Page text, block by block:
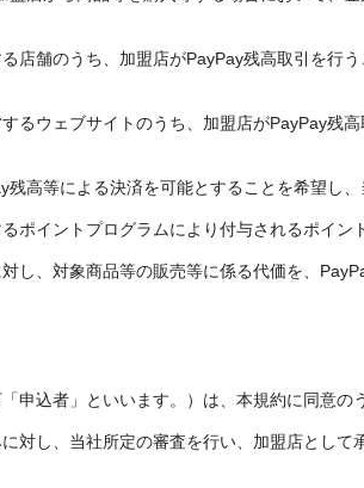
店舗のうち、加盟店がPayPay残高取引を行
るウェブサイトのうち、加盟店がPayPay残
残高等による決済を可能とすることを希望し
ポイントプログラムにより付与されるポイン
し、対象商品等の販売等に係る代価を、
申込者」といいます。）は、本規約に同意の
対し、当社所定の審査を行い、加盟店とし